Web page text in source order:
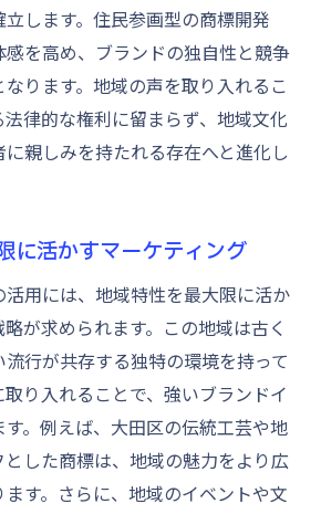
立します。住民参画型の商標開発
を高め、ブランドの独自性と競争
ります。地域の声を取り入れるこ
律的な権利に留まらず、地域文化
親しみを持たれる存在へと進化し
に活かすマーケティング
用には、地域特性を最大限に活か
が求められます。この地域は古く
行が共存する独特の環境を持って
り入れることで、強いブランドイ
。例えば、大田区の伝統工芸や地
した商標は、地域の魅力をより広
す。さらに、地域のイベントや文